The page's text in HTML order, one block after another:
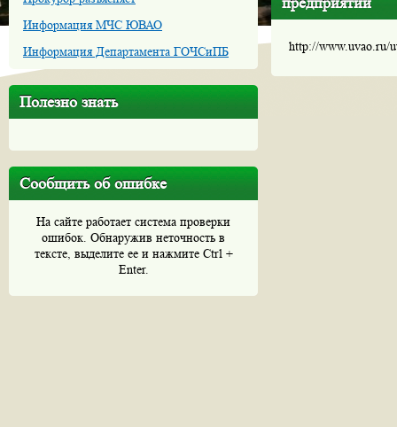
Информация МЧС ЮВАО
Информация Департамента ГОЧСиПБ
Полезно знать
Сообщить об ошибке
На сайте работает система проверки
ошибок. Обнаружив неточность в
тексте, выделите ее и нажмите Ctrl +
Enter.
http://www.uvao.ru/